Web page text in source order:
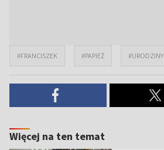
#FRANCISZEK #PAPIEŻ #URODZINY
Więcej na ten temat